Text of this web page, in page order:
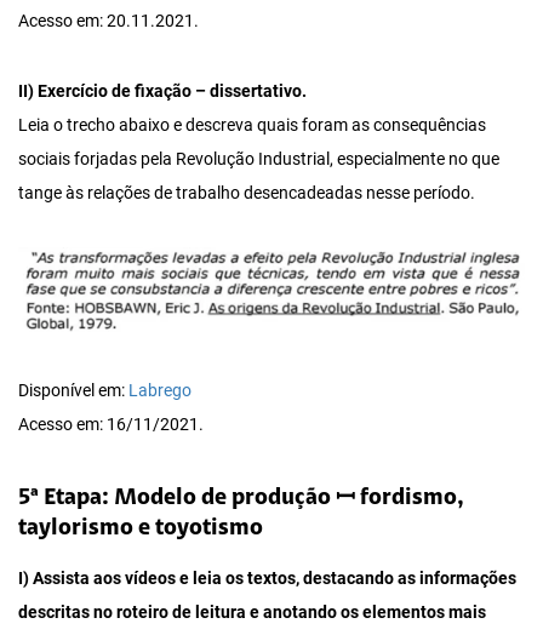
Acesso em: 20.11.2021.
II) Exercício de fixação – dissertativo.
Leia o trecho abaixo e descreva quais foram as consequências
sociais forjadas pela Revolução Industrial, especialmente no que
tange às relações de trabalho desencadeadas nesse período.
Disponível em: Labrego
Acesso em: 16/11/2021.
5ª Etapa: Modelo de produção ꟷ fordismo,
taylorismo e toyotismo
I) Assista aos vídeos e leia os textos, destacando as informações
descritas no roteiro de leitura e anotando os elementos mais